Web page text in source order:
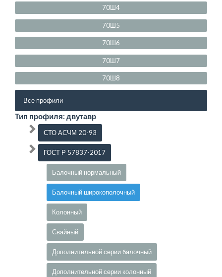
70Ш4
70Ш5
70Ш6
70Ш7
70Ш8
Все профили
Тип профиля: двутавр
СТО АСЧМ 20-93
ГОСТ Р 57837-2017
Балочный нормальный
Балочный широкополочный
Колонный
Свайный
Дополнительной серии балочный
Дополнительной серии колонный